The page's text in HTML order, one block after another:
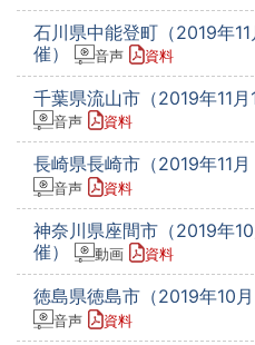
石川県中能登町（2019年
催）
音声 資料
千葉県流山市（2019年11月
音声 資料
長崎県長崎市（2019年11
音声 資料
神奈川県座間市（2019年
催）
動画 資料
徳島県徳島市（2019年10
音声 資料